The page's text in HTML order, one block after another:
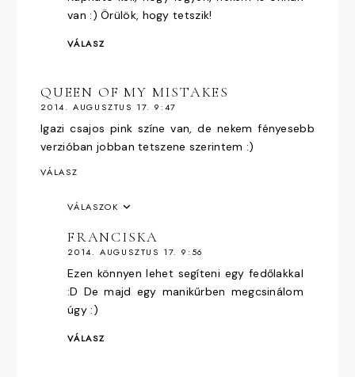
van :) Örülök, hogy tetszik!
VÁLASZ
QUEEN OF MY MISTAKES
2014. AUGUSZTUS 17. 9:47
Igazi csajos pink színe van, de nekem fényesebb
verzióban jobban tetszene szerintem :)
VÁLASZ
VÁLASZOK
FRANCISKA
2014. AUGUSZTUS 17. 9:56
Ezen könnyen lehet segíteni egy fedőlakkal
:D De majd egy manikűrben megcsinálom
úgy :)
VÁLASZ